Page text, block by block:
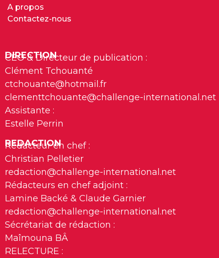
A propos
Contactez-nous
DIRECTION
CEO & Directeur de publication :
Clément Tchouanté
ctchouante@hotmail.fr
clementtchouante@challenge-international.net
Assistante :
Estelle Perrin
REDACTION
Rédacteur en chef :
Christian Pelletier
redaction@challenge-international.net
Rédacteurs en chef adjoint :
Lamine Backé & Claude Garnier
redaction@challenge-international.net
Sécrétariat de rédaction :
Maîmouna BÂ
RELECTURE :